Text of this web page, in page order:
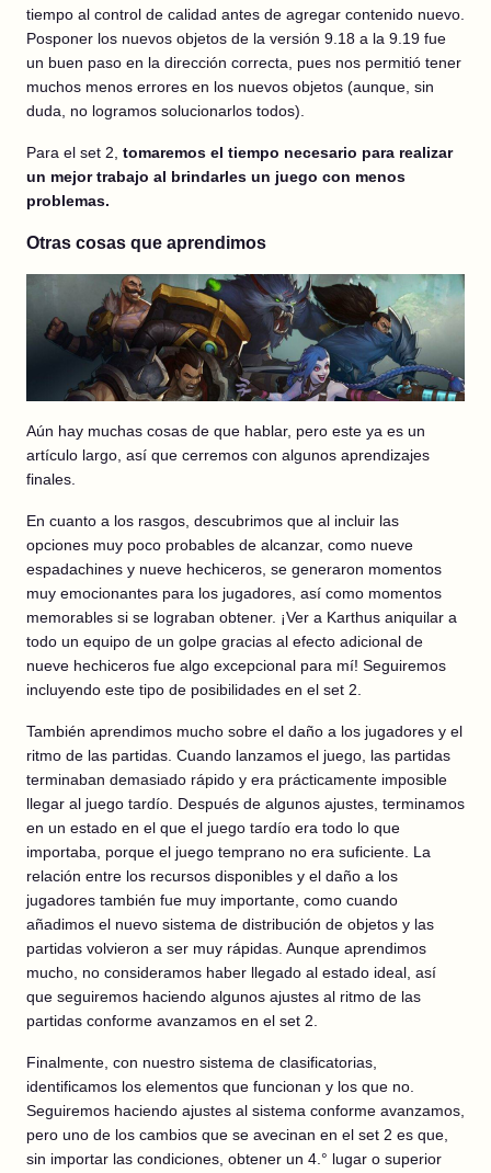
tiempo al control de calidad antes de agregar contenido nuevo.
Posponer los nuevos objetos de la versión 9.18 a la 9.19 fue
un buen paso en la dirección correcta, pues nos permitió tener
muchos menos errores en los nuevos objetos (aunque, sin
duda, no logramos solucionarlos todos).
Para el set 2, tomaremos el tiempo necesario para realizar
un mejor trabajo al brindarles un juego con menos
problemas.
Otras cosas que aprendimos
Aún hay muchas cosas de que hablar, pero este ya es un
artículo largo, así que cerremos con algunos aprendizajes
finales.
En cuanto a los rasgos, descubrimos que al incluir las
opciones muy poco probables de alcanzar, como nueve
espadachines y nueve hechiceros, se generaron momentos
muy emocionantes para los jugadores, así como momentos
memorables si se lograban obtener. ¡Ver a Karthus aniquilar a
todo un equipo de un golpe gracias al efecto adicional de
nueve hechiceros fue algo excepcional para mí! Seguiremos
incluyendo este tipo de posibilidades en el set 2.
También aprendimos mucho sobre el daño a los jugadores y el
ritmo de las partidas. Cuando lanzamos el juego, las partidas
terminaban demasiado rápido y era prácticamente imposible
llegar al juego tardío. Después de algunos ajustes, terminamos
en un estado en el que el juego tardío era todo lo que
importaba, porque el juego temprano no era suficiente. La
relación entre los recursos disponibles y el daño a los
jugadores también fue muy importante, como cuando
añadimos el nuevo sistema de distribución de objetos y las
partidas volvieron a ser muy rápidas. Aunque aprendimos
mucho, no consideramos haber llegado al estado ideal, así
que seguiremos haciendo algunos ajustes al ritmo de las
partidas conforme avanzamos en el set 2.
Finalmente, con nuestro sistema de clasificatorias,
identificamos los elementos que funcionan y los que no.
Seguiremos haciendo ajustes al sistema conforme avanzamos,
pero uno de los cambios que se avecinan en el set 2 es que,
sin importar las condiciones, obtener un 4.° lugar o superior